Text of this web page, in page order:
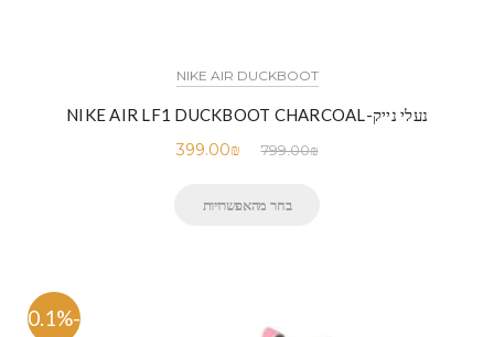
NIKE AIR DUCKBOOT
נעלי נייק-NIKE AIR LF1 DUCKBOOT CHARCOAL
799.00₪
399.00₪
בחר מהאפשרויות
-50.1%